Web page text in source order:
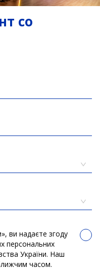
со
ви надаєте згоду
персональних
України. Наш
часом.